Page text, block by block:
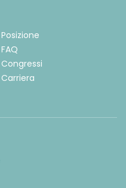
Posizione
FAQ
Congressi
Carriera